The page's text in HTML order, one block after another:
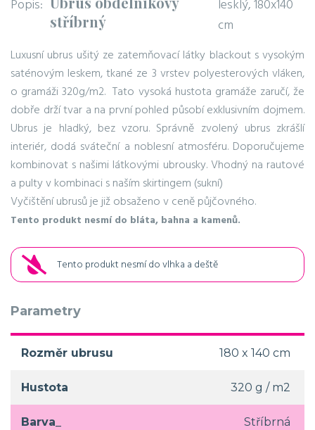
Popis:
stříbrný
lesklý, 180x140
cm
Luxusní ubrus ušitý ze zatemňovací látky blackout s vysokým
saténovým leskem, tkané ze 3 vrstev polyesterových vláken,
o gramáži 320g/m2. Tato vysoká hustota gramáže zaručí, že
dobře drží tvar a na první pohled působí exklusivním dojmem.
Ubrus je hladký, bez vzoru. Správně zvolený ubrus zkrášlí
interiér, dodá sváteční a noblesní atmosféru. Doporučujeme
kombinovat s našimi látkovými ubrousky. Vhodný na rautové
a pulty v kombinaci s naším skirtingem (sukní)
Vyčištění ubrusů je již obsaženo v ceně půjčovného.
Tento produkt nesmí do bláta, bahna a kamenů.
Tento produkt nesmí do vlhka a deště
Parametry
Rozměr ubrusu 180 x 140 cm
Hustota 320 g / m2
Barva_ Stříbrná